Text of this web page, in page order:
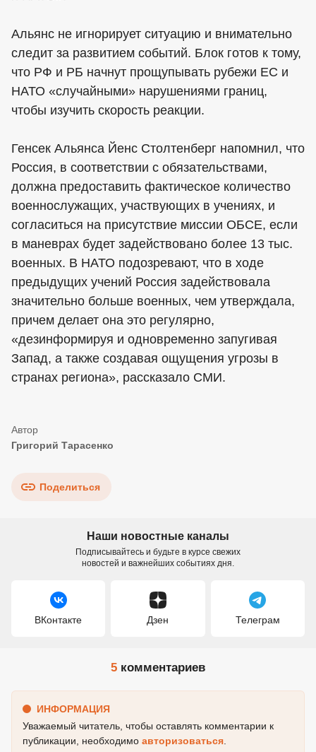
Альянс не игнорирует ситуацию и внимательно
следит за развитием событий. Блок готов к тому,
что РФ и РБ начнут прощупывать рубежи ЕС и
НАТО «случайными» нарушениями границ,
чтобы изучить скорость реакции.
Генсек Альянса Йенс Столтенберг напомнил, что
Россия, в соответствии с обязательствами,
должна предоставить фактическое количество
военнослужащих, участвующих в учениях, и
согласиться на присутствие миссии ОБСЕ, если
в маневрах будет задействовано более 13 тыс.
военных. В НАТО подозревают, что в ходе
предыдущих учений Россия задействовала
значительно больше военных, чем утверждала,
причем делает она это регулярно,
«дезинформируя и одновременно запугивая
Запад, а также создавая ощущения угрозы в
странах региона», рассказало СМИ.
Григорий Тарасенко
Поделиться
Наши новостные каналы
Подписывайтесь и будьте в курсе свежих
новостей и важнейших событиях дня.
ВКонтакте Дзен Телеграм
5 комментариев
ИНФОРМАЦИЯ
Уважаемый читатель, чтобы оставлять комментарии к
публикации, необходимо авторизоваться